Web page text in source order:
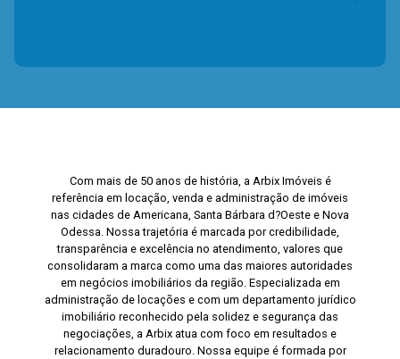
Com mais de 50 anos de história, a Arbix Imóveis é
referência em locação, venda e administração de imóveis
nas cidades de Americana, Santa Bárbara d?Oeste e Nova
Odessa. Nossa trajetória é marcada por credibilidade,
transparência e excelência no atendimento, valores que
consolidaram a marca como uma das maiores autoridades
em negócios imobiliários da região. Especializada em
administração de locações e com um departamento jurídico
imobiliário reconhecido pela solidez e segurança das
negociações, a Arbix atua com foco em resultados e
relacionamento duradouro. Nossa equipe é formada por